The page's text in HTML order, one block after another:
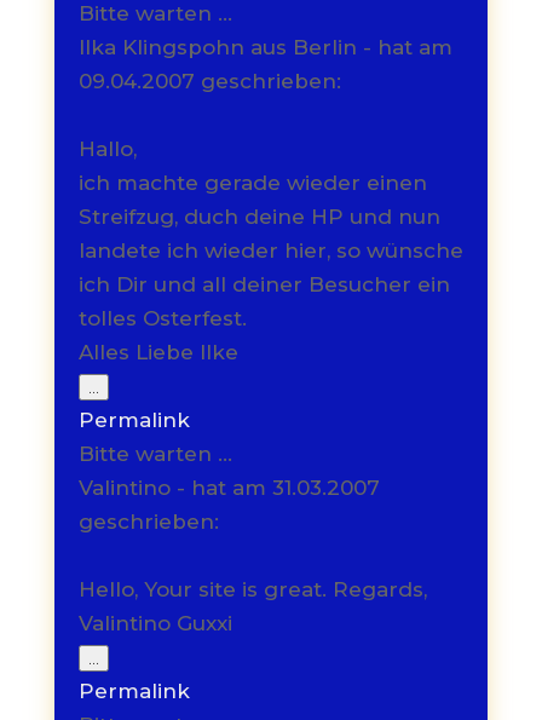
Bitte warten …
Ilka Klingspohn aus Berlin - hat am
09.04.2007 geschrieben:
Hallo,
ich machte gerade wieder einen
Streifzug, duch deine HP und nun
landete ich wieder hier, so wünsche
ich Dir und all deiner Besucher ein
tolles Osterfest.
Alles Liebe Ilke
Metabox
ein-/ausblenden.
Permalink
Bitte warten …
Valintino - hat am 31.03.2007
geschrieben:
Hello, Your site is great. Regards,
Valintino Guxxi
Metabox
ein-/ausblenden.
Permalink